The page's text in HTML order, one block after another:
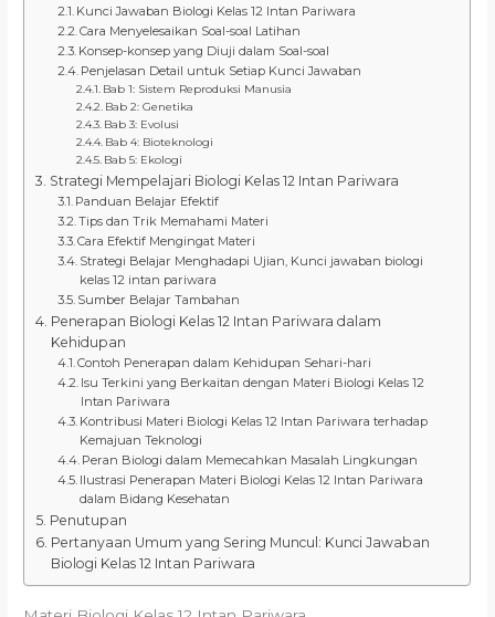
Kunci Jawaban Biologi Kelas 12 Intan Pariwara
Cara Menyelesaikan Soal-soal Latihan
Konsep-konsep yang Diuji dalam Soal-soal
Penjelasan Detail untuk Setiap Kunci Jawaban
Bab 1: Sistem Reproduksi Manusia
Bab 2: Genetika
Bab 3: Evolusi
Bab 4: Bioteknologi
Bab 5: Ekologi
Strategi Mempelajari Biologi Kelas 12 Intan Pariwara
Panduan Belajar Efektif
Tips dan Trik Memahami Materi
Cara Efektif Mengingat Materi
Strategi Belajar Menghadapi Ujian, Kunci jawaban biologi
kelas 12 intan pariwara
Sumber Belajar Tambahan
Penerapan Biologi Kelas 12 Intan Pariwara dalam
Kehidupan
Contoh Penerapan dalam Kehidupan Sehari-hari
Isu Terkini yang Berkaitan dengan Materi Biologi Kelas 12
Intan Pariwara
Kontribusi Materi Biologi Kelas 12 Intan Pariwara terhadap
Kemajuan Teknologi
Peran Biologi dalam Memecahkan Masalah Lingkungan
Ilustrasi Penerapan Materi Biologi Kelas 12 Intan Pariwara
dalam Bidang Kesehatan
Penutupan
Pertanyaan Umum yang Sering Muncul: Kunci Jawaban
Biologi Kelas 12 Intan Pariwara